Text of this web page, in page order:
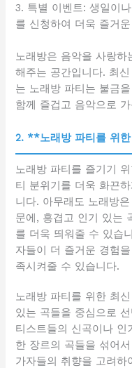
3. 특별 이벤트: 생일이
를 신청하여 더욱 즐거
노래방은 음악을 사랑
해주는 공간입니다. 최
는 노래방 파티는 불금
함께 즐겁고 음악으로
2. **노래방 파티를 위
노래방 파티를 즐기기
티 분위기를 더욱 화끈
니다. 아무래도 노래방
문에, 흥겹고 인기 있는
를 더욱 띄워줄 수 있습
자들이 더 즐거운 경험
족시켜줄 수 있습니다.
노래방 파티를 위한 최
있는 곡들을 중심으로
티스트들의 신곡이나
한 장르의 곡들을 섞어
가자들의 취향을 고려